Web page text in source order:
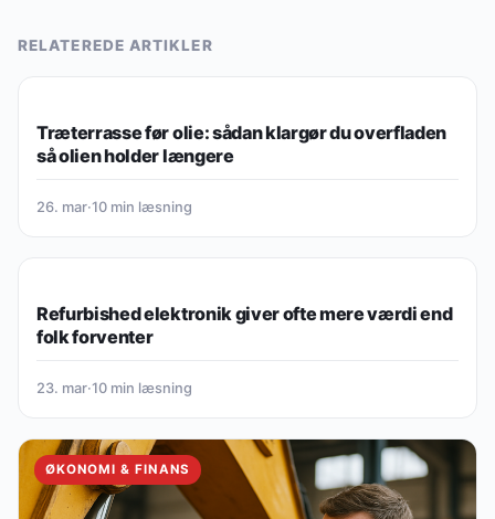
RELATEREDE ARTIKLER
Træterrasse før olie: sådan klargør du overfladen
så olien holder længere
26. mar·10 min læsning
Refurbished elektronik giver ofte mere værdi end
folk forventer
23. mar·10 min læsning
ØKONOMI & FINANS